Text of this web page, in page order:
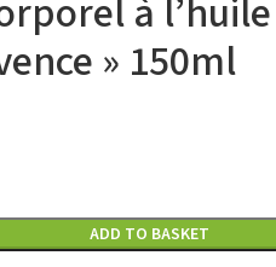
à
» 150ml
ADD TO BASKET